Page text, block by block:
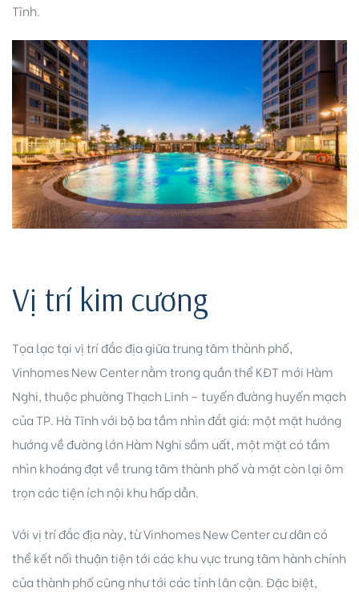
Tĩnh.
Vị trí kim cương
Tọa lạc tại vị trí đắc địa giữa trung tâm thành phố,
Vinhomes New Center nằm trong quần thể KĐT mới Hàm
Nghi, thuộc phường Thạch Linh – tuyến đường huyến mạch
của TP. Hà Tĩnh với bộ ba tầm nhìn đắt giá: một mặt hướng
hướng về đường lớn Hàm Nghi sầm uất, một mặt có tầm
nhìn khoáng đạt về trung tâm thành phố và mặt còn lại ôm
trọn các tiện ích nội khu hấp dẫn.
Với vị trí đắc địa này, từ Vinhomes New Center cư dân có
thể kết nối thuận tiện tới các khu vực trung tâm hành chính
của thành phố cũng như tới các tỉnh lân cận. Đặc biệt,